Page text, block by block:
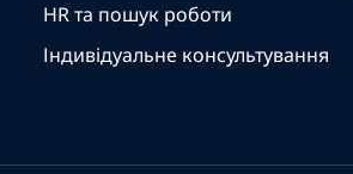
HR та пошук роботи
Індивідуальне консультування